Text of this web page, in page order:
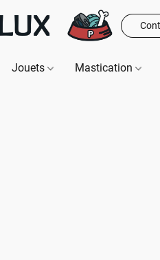
Jouets Mastication